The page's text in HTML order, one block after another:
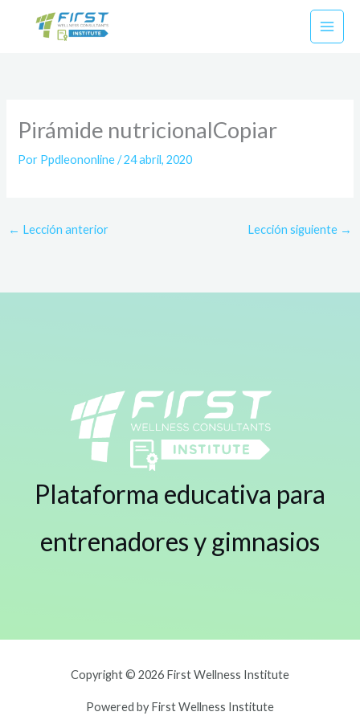
Pirámide nutricionalCopiar
Por Ppdleononline/24 abril, 2020
← Lección anterior Lección siguiente →
Plataforma educativa para
entrenadores y gimnasios
Copyright © 2026 First Wellness Institute
Powered by First Wellness Institute